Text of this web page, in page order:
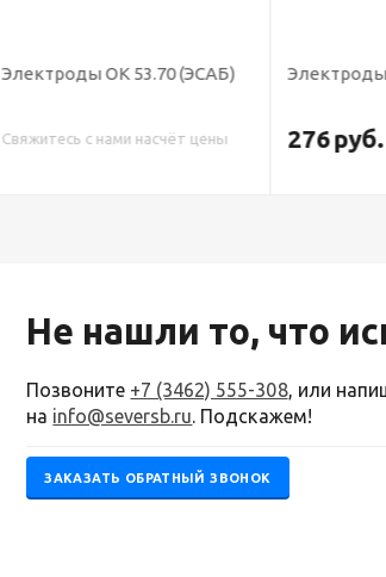
Электроды ОК 53.70 (ЭСАБ)
Свяжитесь с нами насчёт цены 276руб.
Не нашли то, что
Позвоните +7 (3462) 555-308, или
на info@seversb.ru. Подскажем!
ЗАКАЗАТЬ ОБРАТНЫЙ ЗВОНОК